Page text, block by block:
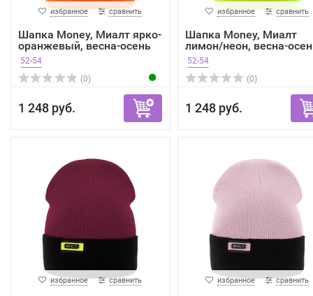
избранное сравнить
Шапка Money, Миалт ярко-
оранжевый, весна-осень
52-54
(0)
1 248 руб.
избранное сравнить
Шапка Money, Миалт
лимон/неон, весна-
52-54
(0)
1 248 руб.
избранное сравнить избранное сравнить